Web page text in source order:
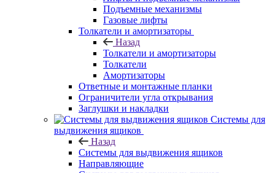
Подъемные механизмы
Газовые лифты
Толкатели и амортизаторы
Назад
Толкатели и амортизаторы
Толкатели
Амортизаторы
Ответные и монтажные планки
Ограничители угла открывания
Заглушки и накладки
Системы для
выдвижения ящиков
Назад
Системы для выдвижения ящиков
Направляющие